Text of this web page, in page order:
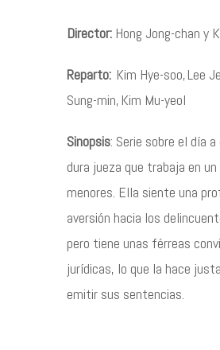
Director: Hong Jong-chan y
Reparto: Kim Hye-soo,Lee
Sung-min, Kim Mu-yeol
Sinopsis: Serie sobre el día
dura jueza que trabaja en
menores. Ella siente una
aversión hacia los
pero tiene unas férreas
jurídicas, lo que la hace
emitir sus sentencias.
©2026 COPYRIGHT FLOTHEMES